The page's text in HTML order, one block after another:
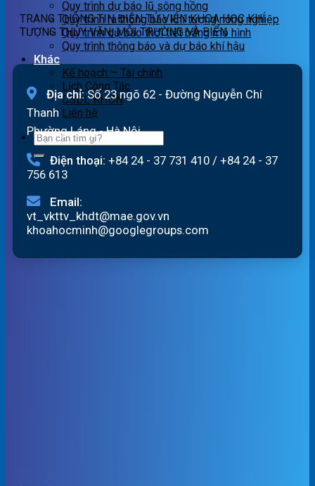
Quy trình dự báo lũ sông hồng
Quy trình ra thông báo khí tượng nông nghiệp
Quy trình dự báo thời tiết bằng mô hình
Quy trình thông báo và dự báo khí hậu
Khác
Kế hoạch – Tài chính
Lịch Công Tác
CSDL KHCN
Liên hệ
Hồng_IMHEMS_07.08.2026
TRANG THÔNG TIN ĐIỆN TỬ VIỆN KHOA HỌC KHÍ
TƯỢNG THỦY VĂN, MÔI TRƯỜNG VÀ BIỂN
Địa chỉ:Số 23 ngõ 62 - Đường Nguyễn Chí
Thanh
Phường Láng - Hà Nội
Điện thoại: +84 24 - 37 731 410 / +84 24 - 37
756 613
Email:
vt_vkttv_khdt@mae.gov.vn
khoahocminh@googlegroups.com